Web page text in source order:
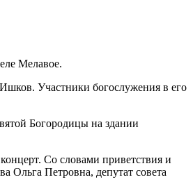
Мелавое.
Участники богослужения в его
Богородицы на здании
Со словами приветствия и
Ольга Петровна, депутат совета